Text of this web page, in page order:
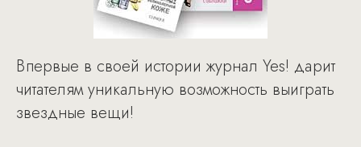
Впервые в своей истории журнал Yes! дарит
читателям уникальную возможность выиграть
звездные вещи!